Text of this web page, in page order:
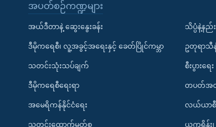
အပတ်စဉ်ကဏ္ဍများ
အယ်ဒီတာနဲ့ ဆွေးနွေးခန်း
ဒီမိုကရေစီ၊ လူ့အခွင့်အရေးနှင့် ခေတ်ပြိုင်ကမ္ဘာ
သတင်းသုံးသပ်ချက်
ဒီမိုကရေစီရေးရာ
အမေရိကန်နိုင်ငံရေး
သတင်းထောက်မှတ်စု
သိပ္ပံနဲ့နည်
ဥတုရာသီ
စီးပွားရေး
တပတ်အတွ
လယ်ယာစီး
ယူကရိန်း၊